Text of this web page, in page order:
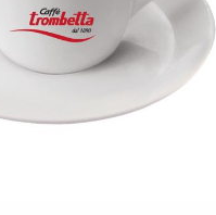
Possono essere
dell’umido/organico
di appartenenza.